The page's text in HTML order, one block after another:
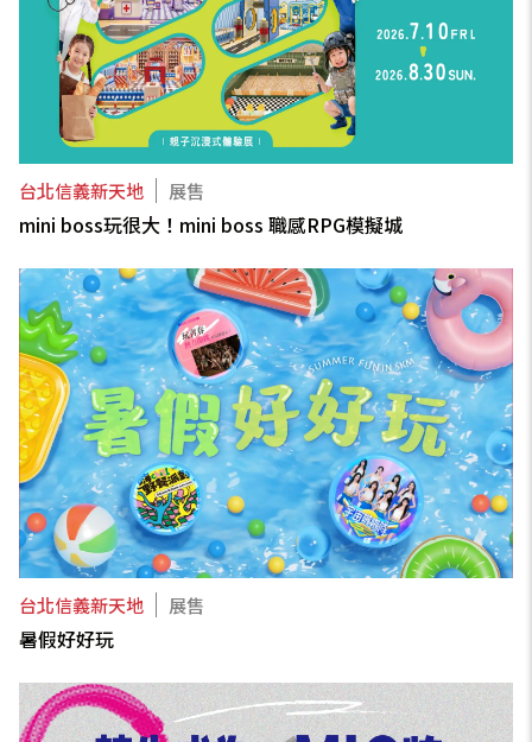
台北信義新天地 展售
mini boss玩很大！mini boss 職感RPG模擬城
台北信義新天地 展售
暑假好好玩